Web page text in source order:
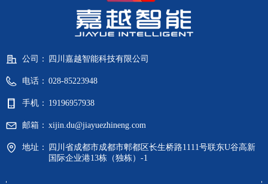
公司： 四川嘉越智能科技有限公司
电话： 028-85223948
手机： 19196957938
邮箱： xijin.du@jiayuezhineng.com
地址：
四川省成都市成都市郫都区长生桥路1111号联东U谷高新
国际企业港13栋（独栋）-1